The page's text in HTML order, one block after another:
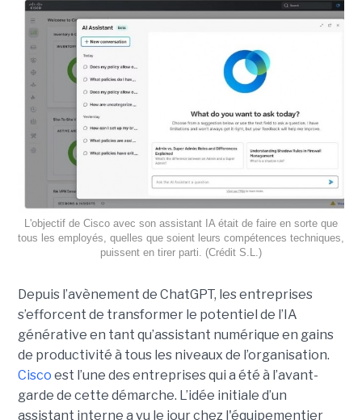
L'objectif de Cisco avec son assistant IA était de faire en sorte que
tous les employés, quelles que soient leurs compétences techniques,
puissent en tirer parti. (Crédit S.L.)
Depuis l’avènement de ChatGPT, les entreprises
s’efforcent de transformer le potentiel de l’IA
générative en tant qu’assistant numérique en gains
de productivité à tous les niveaux de l’organisation.
Cisco est l’une des entreprises qui a été à l’avant-
garde de cette démarche. L’idée initiale d’un
assistant interne a vu le jour chez l'équipementier